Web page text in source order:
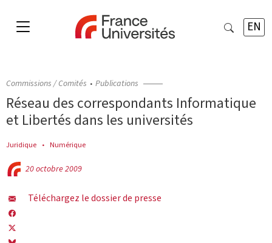
EN
Commissions / Comités Publications
Réseau des correspondants Informatique
et Libertés dans les universités
Juridique Numérique
20 octobre 2009
Téléchargez le dossier de presse